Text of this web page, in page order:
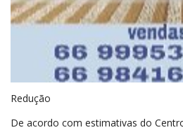
Redução
De acordo com estimativas do